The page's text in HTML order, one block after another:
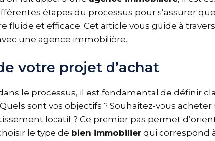
étapes du processus pour s’assurer que
fluide et efficace. Cet article vous guide à
une agence immobilière.
votre projet d’achat
le processus, il est fondamental de définir
sont vos objectifs ? Souhaitez-vous
locatif ? Ce premier pas permet
le type de bien immobilier qui correspond